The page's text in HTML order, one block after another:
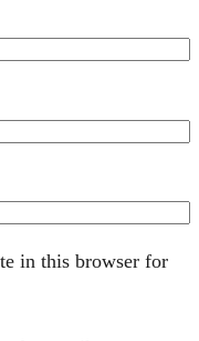
in this browser for